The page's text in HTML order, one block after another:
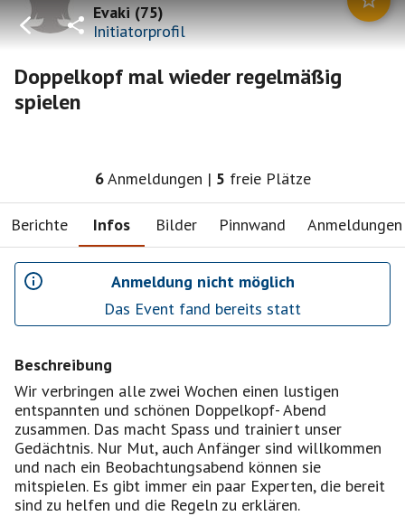
Evaki(75)
Initiatorprofil
Doppelkopf mal wieder regelmäßig
spielen
6Anmeldungen | 5 freie Plätze
Berichte Infos Bilder Pinnwand Anmeldungen
Anmeldung nicht möglich
Das Event fand bereits statt
Beschreibung
Wir verbringen alle zwei Wochen einen lustigen
entspannten und schönen Doppelkopf- Abend
zusammen. Das macht Spass und trainiert unser
Gedächtnis. Nur Mut, auch Anfänger sind willkommen
und nach ein Beobachtungsabend können sie
mitspielen. Es gibt immer ein paar Experten, die bereit
sind zu helfen und die Regeln zu erklären.